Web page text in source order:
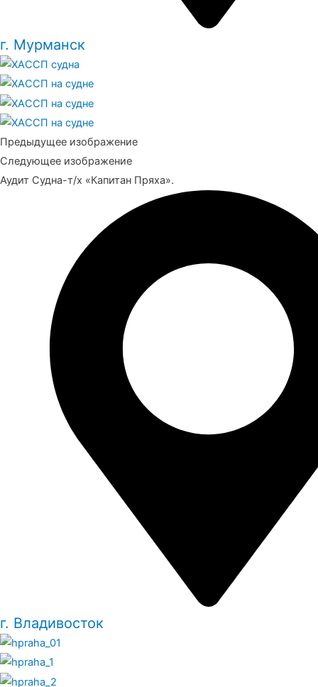
г. Мурманск
Предыдущее изображение
Следующее изображение
Аудит Судна-т/х «Капитан Пряха».
г. Владивосток